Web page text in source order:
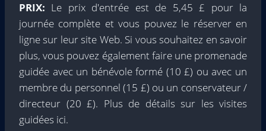
PRIX: Le prix d'entrée est de 5,45 £ pour la
journée complète et vous pouvez le réserver en
ligne sur leur site Web. Si vous souhaitez en savoir
plus, vous pouvez également faire une promenade
guidée avec un bénévole formé (10 £) ou avec un
membre du personnel (15 £) ou un conservateur /
directeur (20 £). Plus de détails sur les visites
guidées ici.